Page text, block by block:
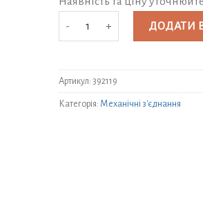
Муфта Santehplast ПЕ (ПНД) Ø
ДОДАТИ
Артикул: 392119
Категорія: Механічні з'єднання